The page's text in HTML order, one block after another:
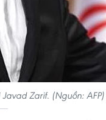
Zarif. (Nguồn: AFP)